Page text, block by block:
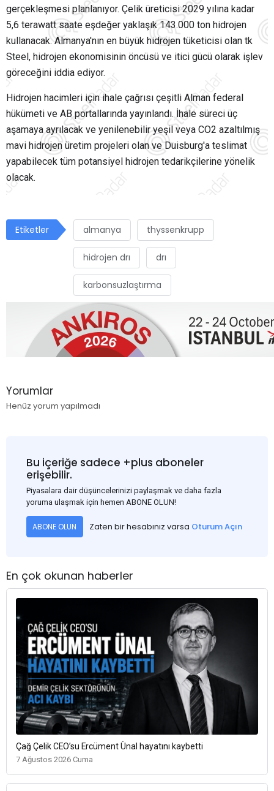
gerçekleşmesi planlanıyor. Çelik üreticisi 2029 yılına kadar
5,6 terawatt saate eşdeğer yaklaşık 143.000 ton hidrojen
kullanacak. Almanya'nın en büyük hidrojen tüketicisi olan tk
Steel, hidrojen ekonomisinin öncüsü ve itici gücü olarak işlev
göreceğini iddia ediyor.
Hidrojen hacimleri için ihale çağrısı çeşitli Alman federal
hükümeti ve AB portallarında yayınlandı. İhale süreci üç
aşamaya ayrılacak ve yenilenebilir yeşil veya CO2 azaltılmış
mavi hidrojen üretim projeleri olan ve Duisburg'a teslimat
yapabilecek tüm potansiyel hidrojen tedarikçilerine yönelik
olacak.
Etiketler almanya thyssenkrupp
hidrojen drı drı
karbonsuzlaştırma
Yorumlar
Henüz yorum yapılmadı
Bu içeriğe sadece +plus aboneler
erişebilir.
Piyasalara dair düşüncelerinizi paylaşmak ve daha fazla
yoruma ulaşmak için hemen ABONE OLUN!
ABONE OLUN Zaten bir hesabınız varsa Oturum Açın
En çok okunan haberler
Çağ Çelik CEO’su Ercüment Ünal hayatını kaybetti
7 Ağustos 2026 Cuma